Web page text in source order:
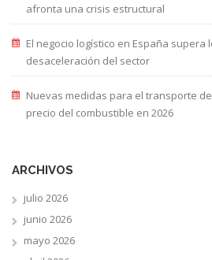
afronta una crisis estructural
El negocio logístico en España supera
desaceleración del sector
Nuevas medidas para el transporte
precio del combustible en 2026
ARCHIVOS
julio 2026
junio 2026
mayo 2026